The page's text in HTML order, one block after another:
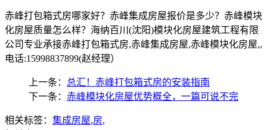
赤峰打包箱式房哪家好？赤峰集成房屋报价是多少？赤峰模块
化房屋质量怎么样？海纳百川(沈阳)模块化房屋建筑工程有限
公司专业承接赤峰打包箱式房,赤峰集成房屋,赤峰模块化房屋,,
电话:15998837899(赵经理）
上一条： 总汇！赤峰打包箱式房的安装指南
下一条： 赤峰模块化房屋优势概全，一篇可说不完
相关标签： 集成房屋,房,